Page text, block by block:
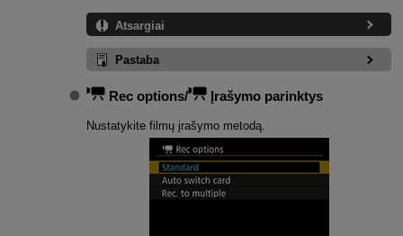
Atsargiai
Pastaba
Rec options/ Įrašymo parinktys
Nustatykite filmų įrašymo metodą.